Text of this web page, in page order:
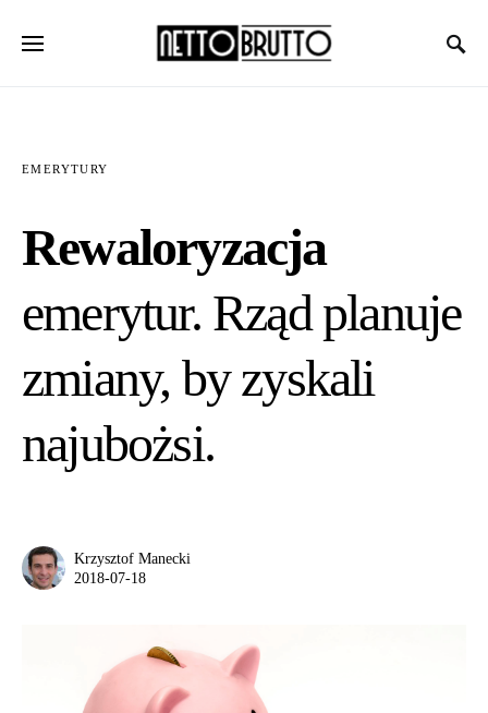
EMERYTURY
Rewaloryzacja
emerytur. Rząd planuje
zmiany, by zyskali
najubożsi.
Krzysztof Manecki
2018-07-18